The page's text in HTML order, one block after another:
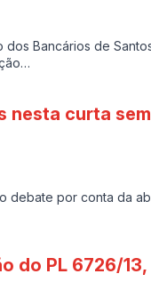
Bancários de
curta
debate por conta da
do PL 6726/